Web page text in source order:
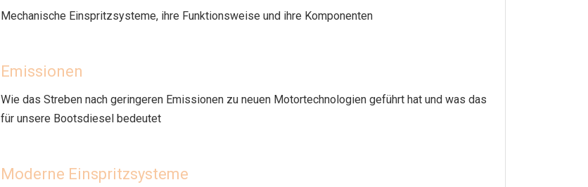
Mechanische Einspritzsysteme, ihre Funktionsweise und ihre Komponenten
Emissionen
Wie das Streben nach geringeren Emissionen zu neuen Motortechnologien geführt hat und was das
für unsere Bootsdiesel bedeutet
Moderne Einspritzsysteme